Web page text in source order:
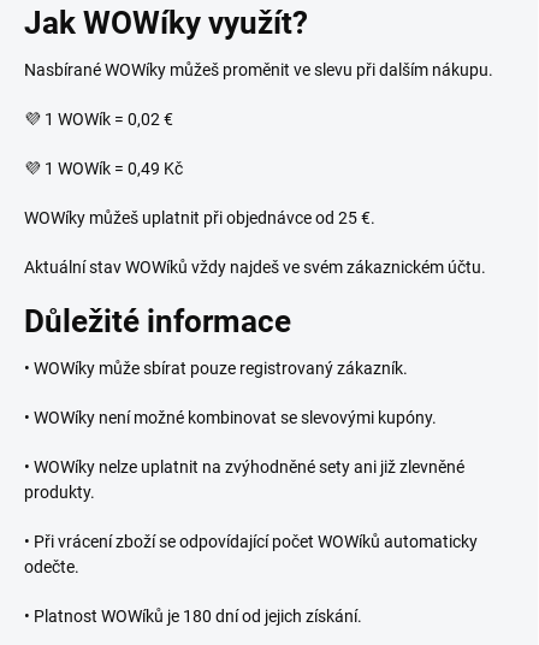
Jak WOWíky využít?
Nasbírané WOWíky můžeš proměnit ve slevu při dalším nákupu.
💜 1 WOWík = 0,02 €
💜 1 WOWík = 0,49 Kč
WOWíky můžeš uplatnit při objednávce od 25 €.
Aktuální stav WOWíků vždy najdeš ve svém zákaznickém účtu.
Důležité informace
• WOWíky může sbírat pouze registrovaný zákazník.
• WOWíky není možné kombinovat se slevovými kupóny.
• WOWíky nelze uplatnit na zvýhodněné sety ani již zlevněné
produkty.
• Při vrácení zboží se odpovídající počet WOWíků automaticky
odečte.
• Platnost WOWíků je 180 dní od jejich získání.